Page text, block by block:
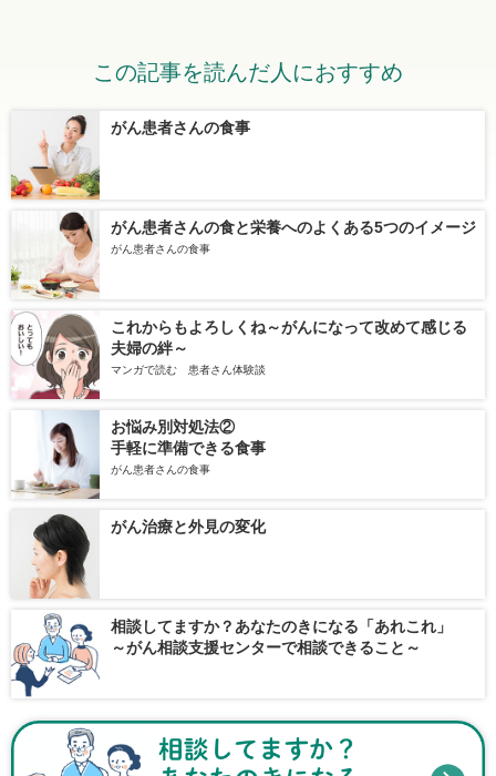
この記事を読んだ人におすすめ
がん患者さんの食事
がん患者さんの食と栄養へのよくある5つのイメージ
がん患者さんの食事
これからもよろしくね～がんになって改めて感じる
夫婦の絆～
マンガで読む 患者さん体験談
お悩み別対処法②
手軽に準備できる食事
がん患者さんの食事
がん治療と外見の変化
相談してますか？あなたのきになる「あれこれ」
～がん相談支援センターで相談できること～